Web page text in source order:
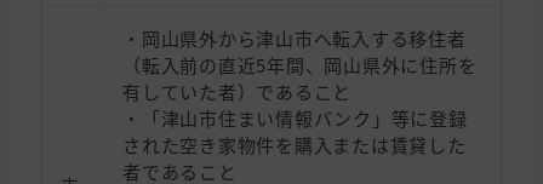
・岡山県外から津山市へ転入する移住者
（転入前の直近5年間、岡山県外に住所を
有していた者）であること
・「津山市住まい情報バンク」等に登録
された空き家物件を購入または賃貸した
者であること